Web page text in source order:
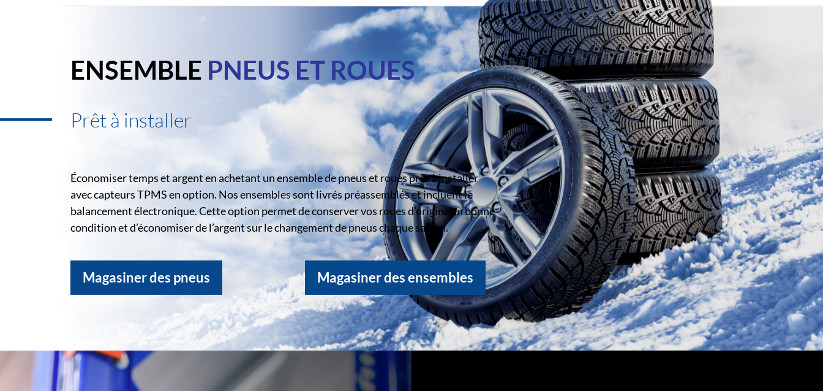
ENSEMBLE PNEUS ET ROUES
Prêt à installer
Économiser temps et argent en achetant un ensemble de pneus et roues prêt à installer
avec capteurs TPMS en option. Nos ensembles sont livrés préassemblés et incluent le
balancement électronique. Cette option permet de conserver vos roues d’origine en bonne
condition et d’économiser de l’argent sur le changement de pneus chaque saison.
Magasiner des pneus Magasiner des ensembles